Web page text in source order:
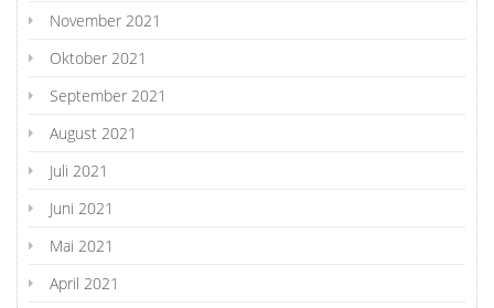
November 2021
Oktober 2021
September 2021
August 2021
Juli 2021
Juni 2021
Mai 2021
April 2021